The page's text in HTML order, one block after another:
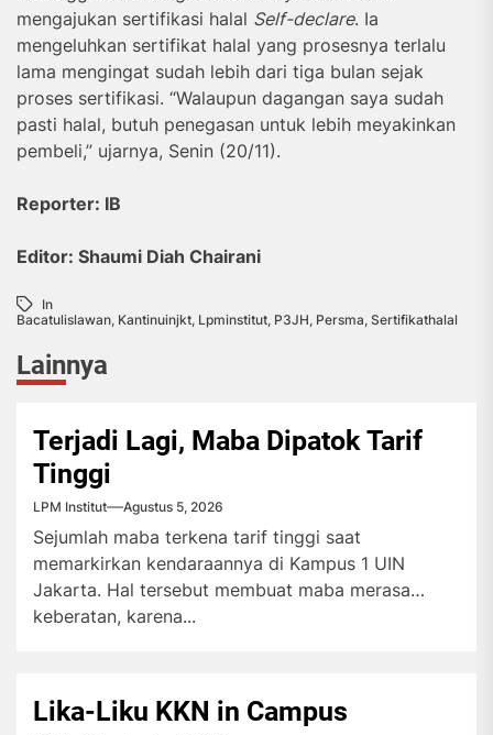
mengajukan sertifikasi halal Self-declare. Ia
mengeluhkan sertifikat halal yang prosesnya terlalu
lama mengingat sudah lebih dari tiga bulan sejak
proses sertifikasi. “Walaupun dagangan saya sudah
pasti halal, butuh penegasan untuk lebih meyakinkan
pembeli,” ujarnya, Senin (20/11).
Reporter: IB
Editor: Shaumi Diah Chairani
In
Bacatulislawan, Kantinuinjkt, Lpminstitut, P3JH, Persma, Sertifikathalal
Lainnya
Terjadi Lagi, Maba Dipatok Tarif
Tinggi
LPM Institut Agustus 5, 2026
Sejumlah maba terkena tarif tinggi saat
memarkirkan kendaraannya di Kampus 1 UIN
Jakarta. Hal tersebut membuat maba merasa
keberatan, karena...
Lika-Liku KKN in Campus